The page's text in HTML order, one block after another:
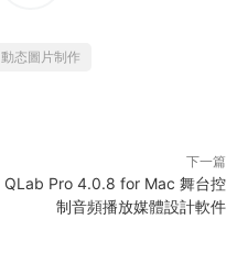
動态圖片制作
下一篇
QLab Pro 4.0.8 for Mac 舞台控
制音頻播放媒體設計軟件